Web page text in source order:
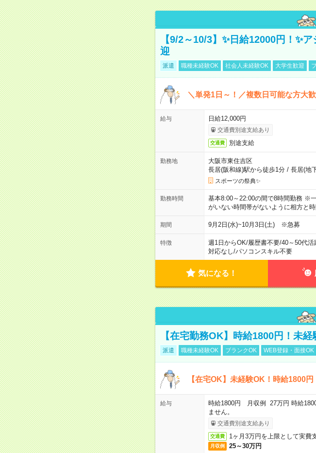
【9/2～10/3】✨日給12000円！✨
迎
派遣 職種未経験OK 社会人未経験OK 大学生歓迎
＼単発1日～！／複数日可能な方大
給与 日給12,000円
交通費別途支給あり
交通費 別途支給
勤務地
大阪市東住吉区
長居(阪和線)駅から徒歩1分/ 長居(地
スポーツの祭典✨
勤務時間
基本8:00～22:00の間で8時間勤務 ※
がいない時間帯がないように相方と
期間 9月2日(水)~10月3日(土) ※急募
特徴 週1日からOK/履歴書不要/40～50代活
対応なし/パソコンスキル不要
気になる！
【在宅勤務OK】時給1800円！未
派遣 職種未経験OK ブランクOK WEB登録・面接OK
【在宅OK】未経験OK！時給1800
給与
時給1800円 月収例 27万円 時給
ません。
交通費別途支給あり
交通費 1ヶ月3万円を上限として実費
月収例 25～30万円